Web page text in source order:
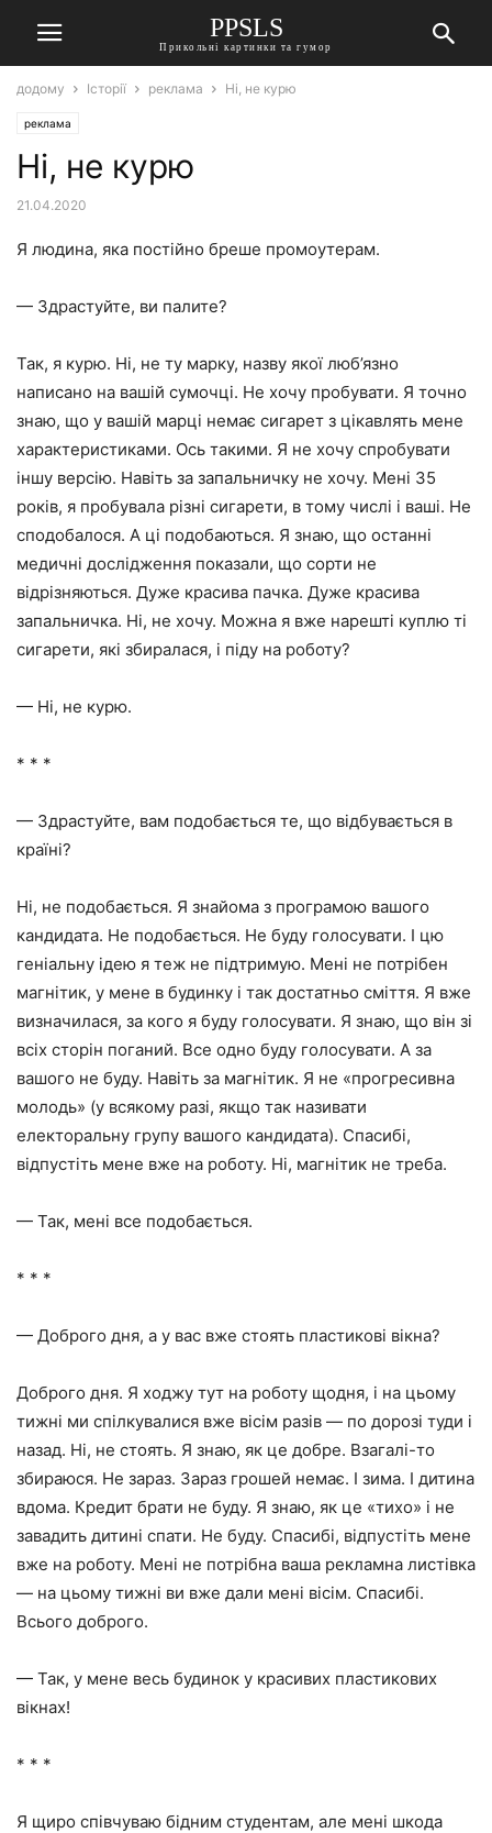
PPSLS
Прикольні картинки та гумор
додому Історії реклама Ні, не курю
реклама
Ні, не курю
21.04.2020
Я людина, яка постійно бреше промоутерам.
— Здрастуйте, ви палите?
Так, я курю. Ні, не ту марку, назву якої люб’язно
написано на вашій сумочці. Не хочу пробувати. Я точно
знаю, що у вашій марці немає сигарет з цікавлять мене
характеристиками. Ось такими. Я не хочу спробувати
іншу версію. Навіть за запальничку не хочу. Мені 35
років, я пробувала різні сигарети, в тому числі і ваші. Не
сподобалося. А ці подобаються. Я знаю, що останні
медичні дослідження показали, що сорти не
відрізняються. Дуже красива пачка. Дуже красива
запальничка. Ні, не хочу. Можна я вже нарешті куплю ті
сигарети, які збиралася, і піду на роботу?
— Ні, не курю.
* * *
— Здрастуйте, вам подобається те, що відбувається в
країні?
Ні, не подобається. Я знайома з програмою вашого
кандидата. Не подобається. Не буду голосувати. І цю
геніальну ідею я теж не підтримую. Мені не потрібен
магнітик, у мене в будинку і так достатньо сміття. Я вже
визначилася, за кого я буду голосувати. Я знаю, що він зі
всіх сторін поганий. Все одно буду голосувати. А за
вашого не буду. Навіть за магнітик. Я не «прогресивна
молодь» (у всякому разі, якщо так називати
електоральну групу вашого кандидата). Спасибі,
відпустіть мене вже на роботу. Ні, магнітик не треба.
— Так, мені все подобається.
* * *
— Доброго дня, а у вас вже стоять пластикові вікна?
Доброго дня. Я ходжу тут на роботу щодня, і на цьому
тижні ми спілкувалися вже вісім разів — по дорозі туди і
назад. Ні, не стоять. Я знаю, як це добре. Взагалі-то
збираюся. Не зараз. Зараз грошей немає. І зима. І дитина
вдома. Кредит брати не буду. Я знаю, як це «тихо» і не
завадить дитині спати. Не буду. Спасибі, відпустіть мене
вже на роботу. Мені не потрібна ваша рекламна листівка
— на цьому тижні ви вже дали мені вісім. Спасибі.
Всього доброго.
— Так, у мене весь будинок у красивих пластикових
вікнах!
* * *
Я щиро співчуваю бідним студентам, але мені шкода